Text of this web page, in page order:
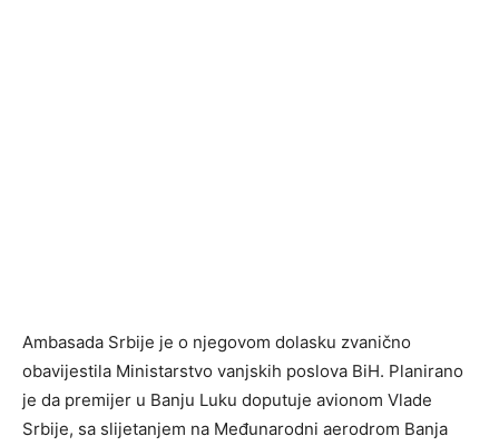
Ambasada Srbije je o njegovom dolasku zvanično
obavijestila Ministarstvo vanjskih poslova BiH. Planirano
je da premijer u Banju Luku doputuje avionom Vlade
Srbije, sa slijetanjem na Međunarodni aerodrom Banja